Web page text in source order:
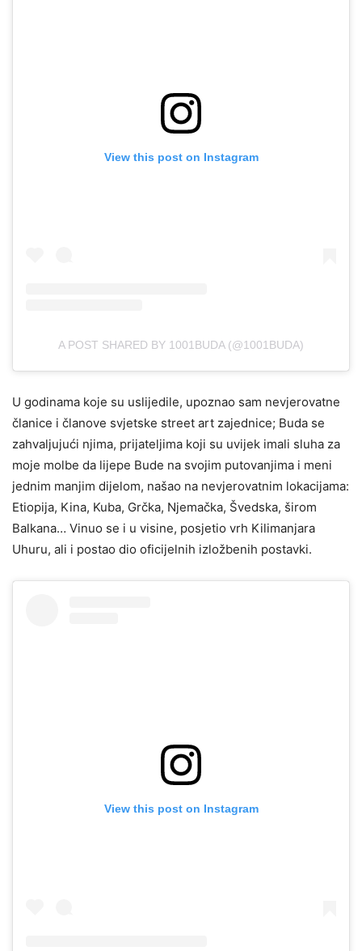
View this post on Instagram
A POST SHARED BY 1001BUDA (@1001BUDA)
U godinama koje su uslijedile, upoznao sam nevjerovatne
članice i članove svjetske street art zajednice; Buda se
zahvaljujući njima, prijateljima koji su uvijek imali sluha za
moje molbe da lijepe Bude na svojim putovanjima i meni
jednim manjim dijelom, našao na nevjerovatnim lokacijama:
Etiopija, Kina, Kuba, Grčka, Njemačka, Švedska, širom
Balkana… Vinuo se i u visine, posjetio vrh Kilimanjara
Uhuru, ali i postao dio oficijelnih izložbenih postavki.
View this post on Instagram